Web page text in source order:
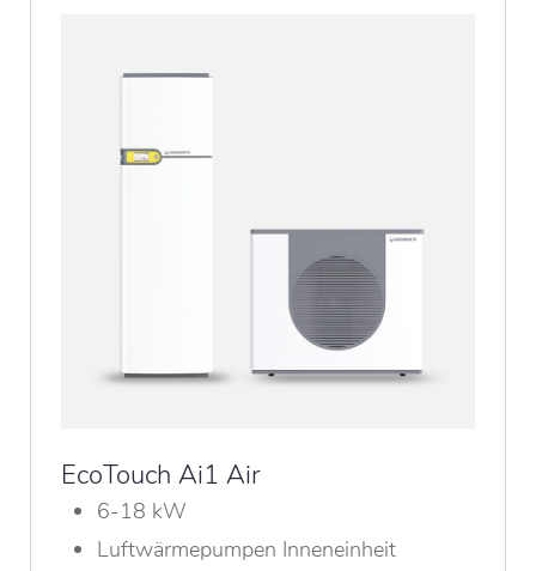
EcoTouch Ai1 Air
6-18 kW
Luftwärmepumpen Inneneinheit